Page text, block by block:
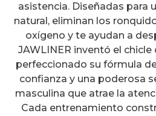
asistencia. Diseñadas para
natural, eliminan los
oxígeno y te ayudan a
JAWLINER inventó el
perfeccionado su fórmula
confianza y una poderosa
masculina que atrae la
Cada entrenamiento